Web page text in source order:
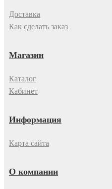
Доставка
Как сделать заказ
Магазин
Каталог
Кабинет
Информация
Карта сайта
О компании